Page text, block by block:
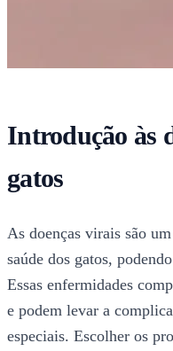
Introdução às
gatos
As doenças virais são
saúde dos gatos,
Essas enfermidades
e podem levar a
especiais. Escolher os